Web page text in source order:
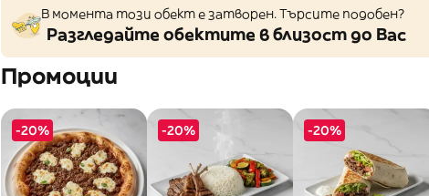
В момента този обект е затворен. Търсите подобен?
Разгледайте обектите в близост до Вас
Промоции
-20% -20% -20%